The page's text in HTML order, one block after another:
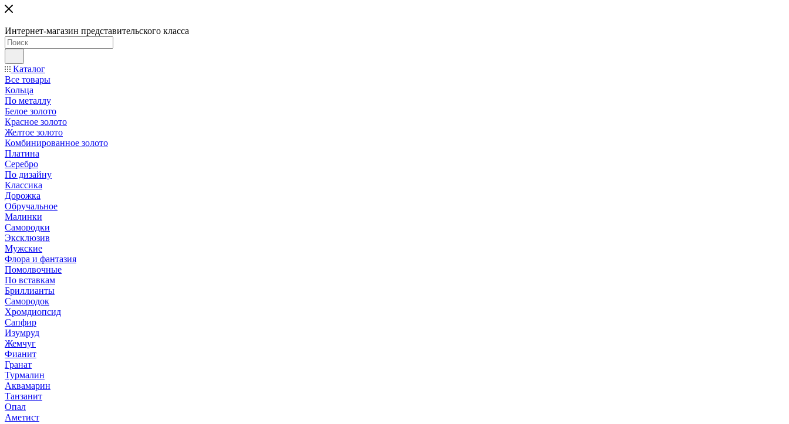
Интернет-магазин представительского класса
Каталог
Все товары
Кольца
По металлу
Белое золото
Красное золото
Желтое золото
Комбинированное золото
Платина
Серебро
По дизайну
Классика
Дорожка
Обручальное
Малинки
Самородки
Эксклюзив
Мужские
Флора и фантазия
Помолвочные
По вставкам
Бриллианты
Самородок
Хромдиопсид
Сапфир
Изумруд
Жемчуг
Фианит
Гранат
Турмалин
Аквамарин
Танзанит
Опал
Аметист